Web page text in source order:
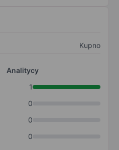
Kupno
Analitycy
1
0
0
0